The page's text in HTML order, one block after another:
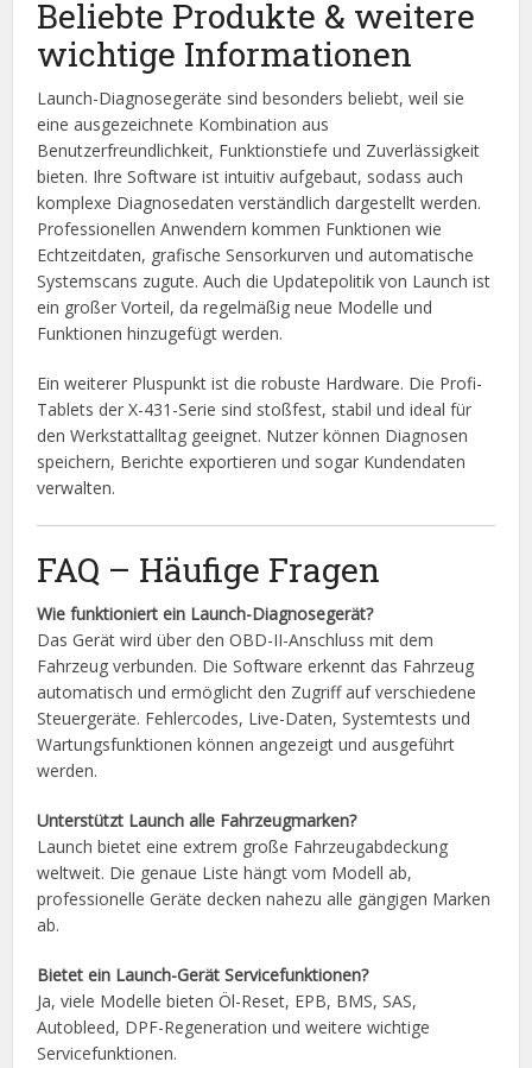
Beliebte Produkte & weitere
wichtige Informationen
Launch-Diagnosegeräte sind besonders beliebt, weil sie
eine ausgezeichnete Kombination aus
Benutzerfreundlichkeit, Funktionstiefe und Zuverlässigkeit
bieten. Ihre Software ist intuitiv aufgebaut, sodass auch
komplexe Diagnosedaten verständlich dargestellt werden.
Professionellen Anwendern kommen Funktionen wie
Echtzeitdaten, grafische Sensorkurven und automatische
Systemscans zugute. Auch die Updatepolitik von Launch ist
ein großer Vorteil, da regelmäßig neue Modelle und
Funktionen hinzugefügt werden.
Ein weiterer Pluspunkt ist die robuste Hardware. Die Profi-
Tablets der X-431-Serie sind stoßfest, stabil und ideal für
den Werkstattalltag geeignet. Nutzer können Diagnosen
speichern, Berichte exportieren und sogar Kundendaten
verwalten.
FAQ – Häufige Fragen
Wie funktioniert ein Launch-Diagnosegerät?
Das Gerät wird über den OBD-II-Anschluss mit dem
Fahrzeug verbunden. Die Software erkennt das Fahrzeug
automatisch und ermöglicht den Zugriff auf verschiedene
Steuergeräte. Fehlercodes, Live-Daten, Systemtests und
Wartungsfunktionen können angezeigt und ausgeführt
werden.
Unterstützt Launch alle Fahrzeugmarken?
Launch bietet eine extrem große Fahrzeugabdeckung
weltweit. Die genaue Liste hängt vom Modell ab,
professionelle Geräte decken nahezu alle gängigen Marken
ab.
Bietet ein Launch-Gerät Servicefunktionen?
Ja, viele Modelle bieten Öl-Reset, EPB, BMS, SAS,
Autobleed, DPF-Regeneration und weitere wichtige
Servicefunktionen.